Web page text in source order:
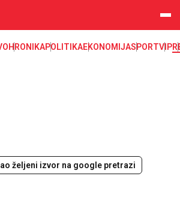
HRONIKAPOLITIKAEKONOMIJASPORTVIP
željeni izvor na google pretrazi